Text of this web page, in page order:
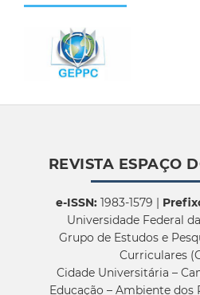
REVISTA ESPAÇO
e-ISSN:1983-1579 |
Universidade Federal
Grupo de Estudos e
Curriculares
Cidade Universitária –
Educação – Ambiente dos